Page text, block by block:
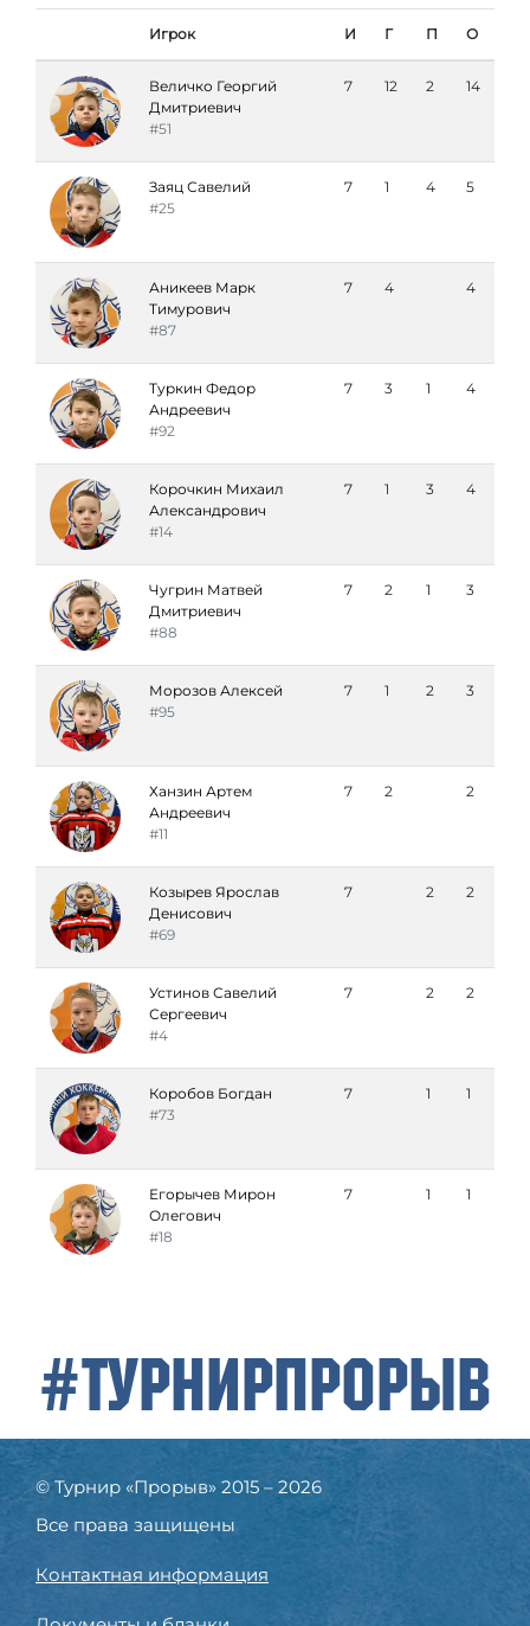
Игрок И Г П О
Величко Георгий
Дмитриевич
#51
7 12 2 14
Заяц Савелий
#25
7 1 4 5
Аникеев Марк
Тимурович
#87
7 4 4
Туркин Федор
Андреевич
#92
7 3 1 4
Корочкин Михаил
Александрович
#14
7 1 3 4
Чугрин Матвей
Дмитриевич
#88
7 2 1 3
Морозов Алексей
#95
7 1 2 3
Ханзин Артем
Андреевич
#11
7 2 2
Козырев Ярослав
Денисович
#69
7 2 2
Устинов Савелий
Сергеевич
#4
7 2 2
Коробов Богдан
#73
7 1 1
Егорычев Мирон
Олегович
#18
7 1 1
#ТурнирПрорыв
© Турнир «Прорыв» 2015 – 2026
Все права защищены
Контактная информация